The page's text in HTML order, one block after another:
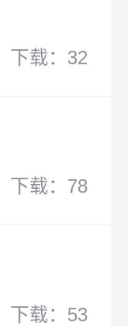
下载：32
下载：78
下载：53